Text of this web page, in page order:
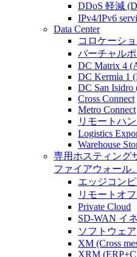
DDoS 軽減
IPv4/IPv6
Data Center
コロケーシ
バーチャル
DC Matrix 4
DC Kermia 1
DC San Isidro
Cross Connect
Metro Connect
リモートハ
Logistics
Warehouse
専用ホスティング
ファイアウォール
エッジコン
リモートオ
Private Cloud
SD-WAN イ
ソフトウェア
XM (Cross
XRM